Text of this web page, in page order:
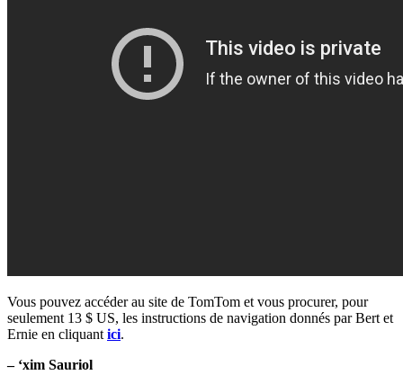
Vous pouvez accéder au site de TomTom et vous procurer, pour
seulement 13 $ US, les instructions de navigation donnés par Bert et
Ernie en cliquant ici.
– ‘xim Sauriol